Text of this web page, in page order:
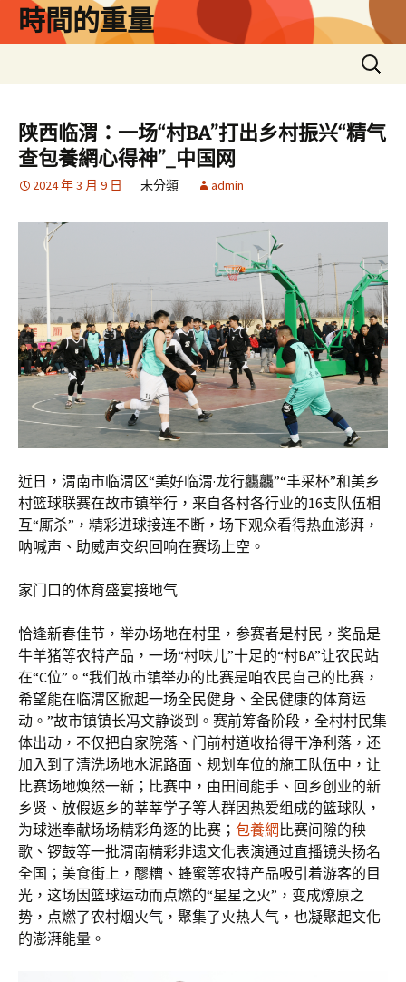
時間的重量
搜
尋
鍵
字:
陕西临渭：一场“村BA”打出乡村振兴“精气
查包養網心得神”_中国网
2024 年 3 月 9 日 未分類 admin
近日，渭南市临渭区“美好临渭·龙行龘龘”“丰采杯”和美乡
村篮球联赛在故市镇举行，来自各村各行业的16支队伍相
互“厮杀”，精彩进球接连不断，场下观众看得热血澎湃，
呐喊声、助威声交织回响在赛场上空。
家门口的体育盛宴接地气
恰逢新春佳节，举办场地在村里，参赛者是村民，奖品是
牛羊猪等农特产品，一场“村味儿”十足的“村BA”让农民站
在“C位”。“我们故市镇举办的比赛是咱农民自己的比赛，
希望能在临渭区掀起一场全民健身、全民健康的体育运
动。”故市镇镇长冯文静谈到。赛前筹备阶段，全村村民集
体出动，不仅把自家院落、门前村道收拾得干净利落，还
加入到了清洗场地水泥路面、规划车位的施工队伍中，让
比赛场地焕然一新；比赛中，由田间能手、回乡创业的新
乡贤、放假返乡的莘莘学子等人群因热爱组成的篮球队，
为球迷奉献场场精彩角逐的比赛； 包養網比赛间隙的秧
歌、锣鼓等一批渭南精彩非遗文化表演通过直播镜头扬名
全国；美食街上，醪糟、蜂蜜等农特产品吸引着游客的目
光，这场因篮球运动而点燃的“星星之火”，变成燎原之
势，点燃了农村烟火气，聚集了火热人气，也凝聚起文化
的澎湃能量。